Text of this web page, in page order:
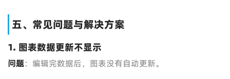
五、常见问题与解决方案
1. 图表数据更新不显示
问题：编辑完数据后，图表没有自动更新。